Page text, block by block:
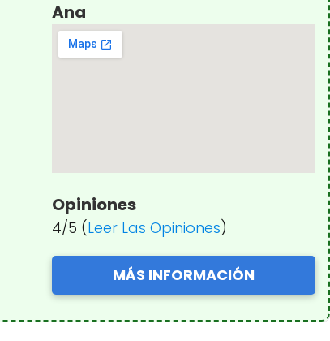
Ana
Opiniones
4/5 (Leer Las Opiniones)
MÁS INFORMACIÓN